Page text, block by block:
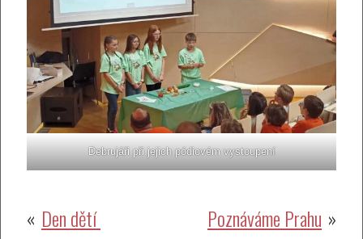
Debrujáři při jejich pódiovém vystoupení
Navigace
Den dětí Poznáváme Prahu